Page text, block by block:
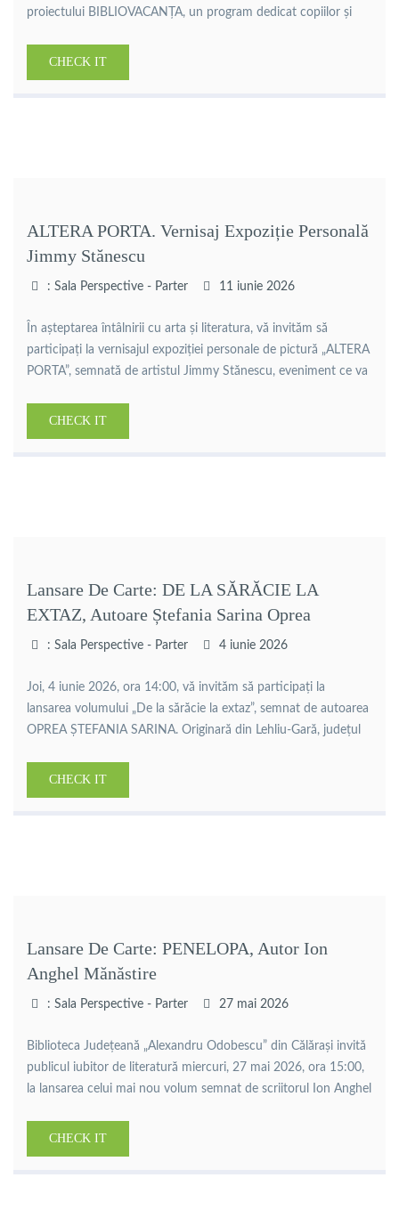
proiectului BIBLIOVACANȚA, un program dedicat copiilor și
personală și distracția într-un mod atractiv și prietenos.
CHECK IT
ALTERA PORTA. Vernisaj Expoziție Personală
Jimmy Stănescu
: Sala Perspective - Parter 11 iunie 2026
În așteptarea întâlnirii cu arta și literatura, vă invităm să
participați la vernisajul expoziției personale de pictură „ALTERA
PORTA”, semnată de artistul Jimmy Stănescu, eveniment ce va
Bibliotecii Județene Călărași. Artist cu o remarcabilă
CHECK IT
Lansare De Carte: DE LA SĂRĂCIE LA
EXTAZ, Autoare Ștefania Sarina Oprea
: Sala Perspective - Parter 4 iunie 2026
Joi, 4 iunie 2026, ora 14:00, vă invităm să participați la
lansarea volumului „De la sărăcie la extaz”, semnat de autoarea
OPREA ȘTEFANIA SARINA. Originară din Lehliu-Gară, județul
autobiografică sinceră, construită din experiențe reale, căutări
CHECK IT
Lansare De Carte: PENELOPA, Autor Ion
Anghel Mănăstire
: Sala Perspective - Parter 27 mai 2026
Biblioteca Județeană „Alexandru Odobescu” din Călărași invită
publicul iubitor de literatură miercuri, 27 mai 2026, ora 15:00,
la lansarea celui mai nou volum semnat de scriitorul Ion Anghel
plan una dintre vocile distincte ale literaturii române
CHECK IT